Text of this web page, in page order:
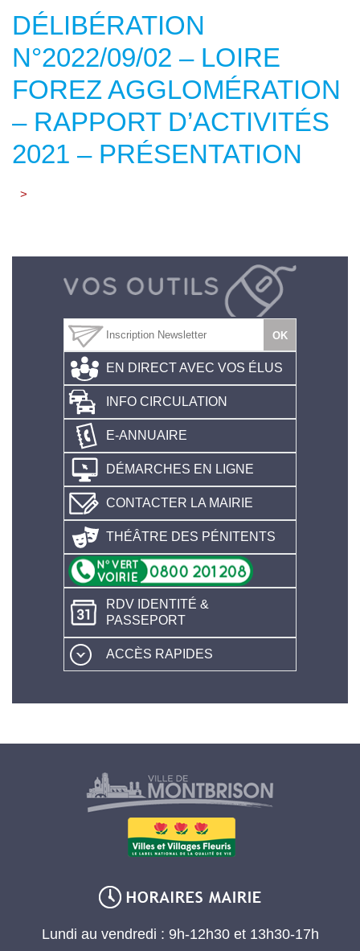
DÉLIBÉRATION
N°2022/09/02 – LOIRE
FOREZ AGGLOMÉRATION
– RAPPORT D’ACTIVITÉS
2021 – PRÉSENTATION
>
EN DIRECT AVEC VOS ÉLUS
INFO CIRCULATION
E-ANNUAIRE
DÉMARCHES EN LIGNE
CONTACTER LA MAIRIE
THÉÂTRE DES PÉNITENTS
RDV IDENTITÉ &
PASSEPORT
ACCÈS RAPIDES
Lundi au vendredi : 9h-12h30 et 13h30-17h